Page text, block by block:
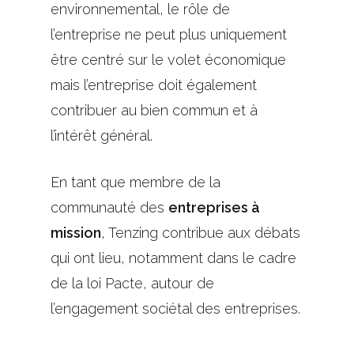
environnemental, le rôle de
l’entreprise ne peut plus uniquement
être centré sur le volet économique
mais l’entreprise doit également
contribuer au bien commun et à
l’intérêt général.
En tant que membre de la
communauté des entreprises à
mission, Tenzing contribue aux débats
qui ont lieu, notamment dans le cadre
de la loi Pacte, autour de
l’engagement sociétal des entreprises.